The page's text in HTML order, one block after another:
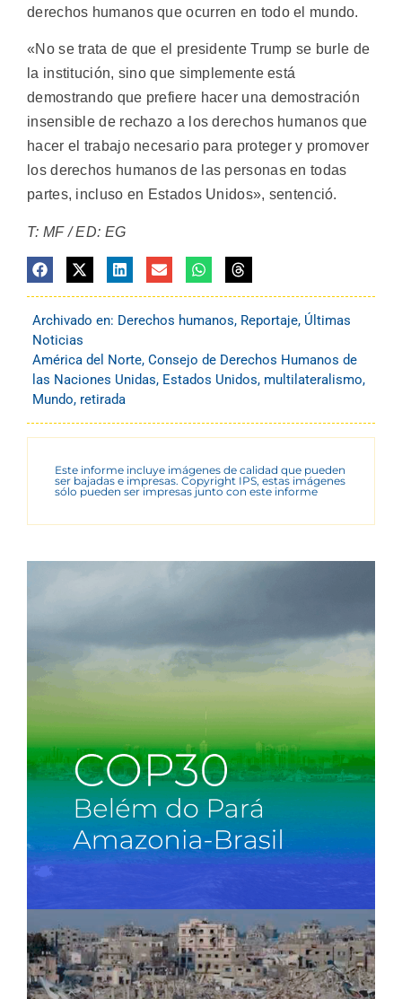
derechos humanos que ocurren en todo el mundo.
«No se trata de que el presidente Trump se burle de
la institución, sino que simplemente está
demostrando que prefiere hacer una demostración
insensible de rechazo a los derechos humanos que
hacer el trabajo necesario para proteger y promover
los derechos humanos de las personas en todas
partes, incluso en Estados Unidos», sentenció.
T: MF / ED: EG
Archivado en: Derechos humanos, Reportaje, Últimas
Noticias
América del Norte, Consejo de Derechos Humanos de
las Naciones Unidas, Estados Unidos, multilateralismo,
Mundo, retirada
Este informe incluye imágenes de calidad que pueden
ser bajadas e impresas. Copyright IPS, estas imágenes
sólo pueden ser impresas junto con este informe